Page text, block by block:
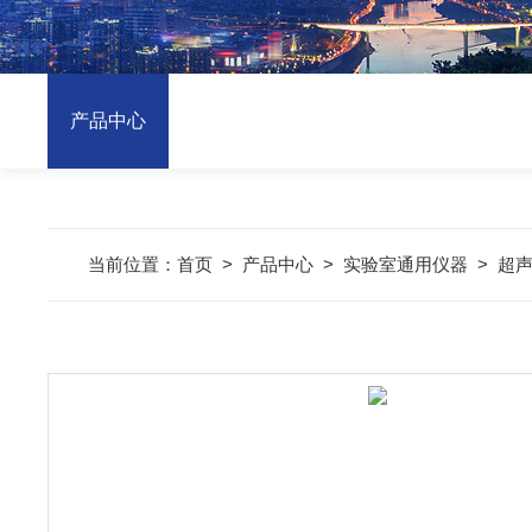
产品中心
当前位置：首页 > 产品中心 > 实验室通用仪器 > 超